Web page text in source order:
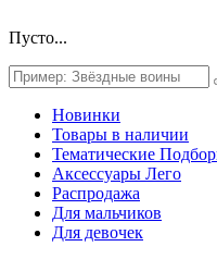
Пусто...
Новинки
Товары в наличии
Тематические
Аксессуары Лего
Распродажа
Для мальчиков
Для девочек